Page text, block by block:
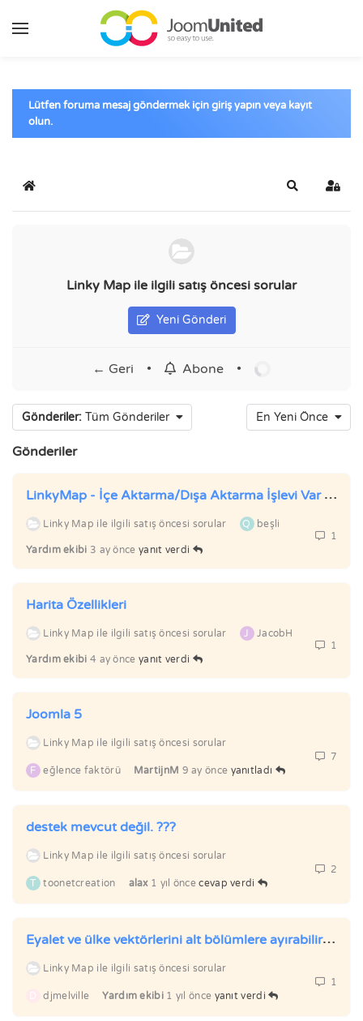
Ana içeriğe geç
Lütfen foruma mesaj göndermek için giriş yapın veya kayıt
olun.
Ana Sayfa Ara Giriş
Linky Map ile ilgili satış öncesi sorular
Yeni Gönderi
← Geri • Abone •
Gönderiler: Tüm Gönderiler En Yeni Önce
Gönderiler
LinkyMap - İçe Aktarma/Dışa Aktarma İşlevi Var mı?
Linky Map ile ilgili satış öncesi sorular Q beşli
Yardım ekibi 3 ay önce yanıt verdi
1
Harita Özellikleri
Linky Map ile ilgili satış öncesi sorular J JacobH
Yardım ekibi 4 ay önce yanıt verdi
1
Joomla 5
Linky Map ile ilgili satış öncesi sorular
F eğlence faktörü MartijnM 9 ay önce yanıtladı
7
destek mevcut değil. ???
Linky Map ile ilgili satış öncesi sorular
T toonetcreation alax 1 yıl önce cevap verdi
2
Eyalet ve ülke vektörlerini alt bölümlere ayırabilir miyim?
Linky Map ile ilgili satış öncesi sorular
djmelville Yardım ekibi 1 yıl önce yanıt verdi
1